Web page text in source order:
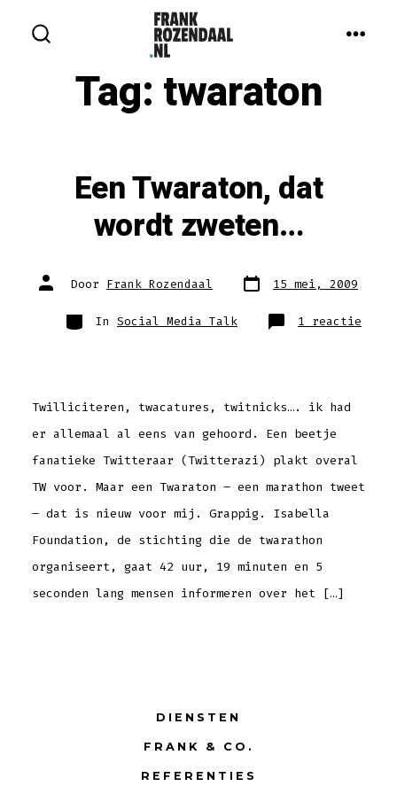
overslaan
IN-/UITSCHAKELEN
Tag: twaraton
Een Twaraton, dat
wordt zweten…
Auteur
van Door Frank Rozendaal Berichtdatum
15 mei, 2009
Categorieën
In Social Media Talk 1 reactie
Een
Twilliciteren, twacatures, twitnicks…. ik had
er allemaal al eens van gehoord. Een beetje
fanatieke Twitteraar (Twitterazi) plakt overal
TW voor. Maar een Twaraton – een marathon tweet
– dat is nieuw voor mij. Grappig. Isabella
Foundation, de stichting die de twarathon
organiseert, gaat 42 uur, 19 minuten en 5
seconden lang mensen informeren over het […]
DIENSTEN
FRANK & CO.
REFERENTIES